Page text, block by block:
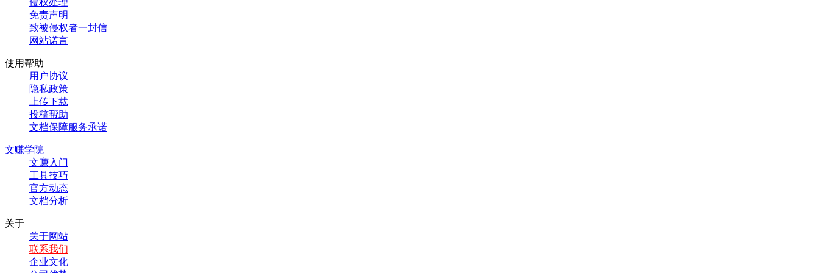
免责声明
致被侵权者一封信
网站诺言
使用帮助
用户协议
隐私政策
上传下载
投稿帮助
文档保障服务承诺
文赚学院
文赚入门
工具技巧
官方动态
文档分析
关于
关于网站
联系我们
企业文化